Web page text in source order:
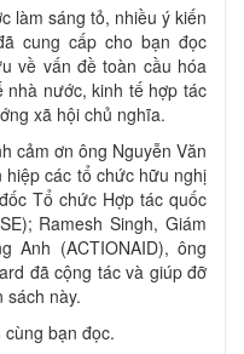
làm sáng tỏ, nhiều ý kiến
cung cấp cho bạn đọc
về vấn đề toàn cầu hóa
nhà nước, kinh tế hợp tác
xã hội chủ nghĩa.
cảm ơn ông Nguyễn Văn
hiệp các tổ chức hữu nghị
Tổ chức Hợp tác quốc
Ramesh Singh, Giám
Anh (ACTIONAID), ông
đã cộng tác và giúp đỡ
sách này.
bạn đọc.